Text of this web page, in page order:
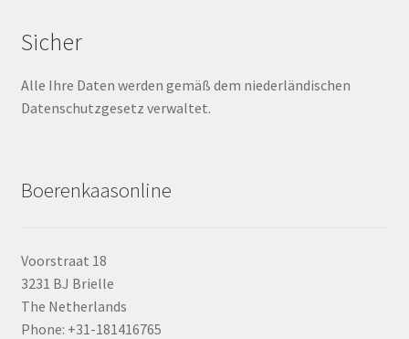
Sicher
Alle Ihre Daten werden gemäß dem niederländischen
Datenschutzgesetz verwaltet.
Boerenkaasonline
Voorstraat 18
3231 BJ Brielle
The Netherlands
Phone: +31-181416765